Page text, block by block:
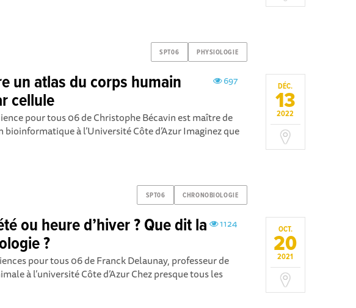
SPT06 PHYSIOLOGIE
DÉC.
13
2022
697
un atlas du corps humain
cellule
pour tous 06 de Christophe Bécavin est maître de
bioinformatique à l’Université Côte d’Azur Imaginez que
SPT06 CHRONOBIOLOGIE
OCT.
20
2021
1124
ou heure d’hiver ? Que dit la
?
pour tous 06 de Franck Delaunay, professeur de
à l’université Côte d’Azur Chez presque tous les